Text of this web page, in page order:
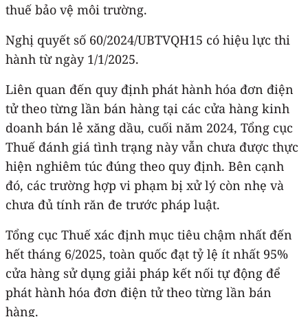
thuế bảo vệ môi trường.
Nghị quyết số 60/2024/UBTVQH15 có hiệu lực thi
hành từ ngày 1/1/2025.
Liên quan đến quy định phát hành hóa đơn điện
tử theo từng lần bán hàng tại các cửa hàng kinh
doanh bán lẻ xăng dầu, cuối năm 2024, Tổng cục
Thuế đánh giá tình trạng này vẫn chưa được thực
hiện nghiêm túc đúng theo quy định. Bên cạnh
đó, các trường hợp vi phạm bị xử lý còn nhẹ và
chưa đủ tính răn đe trước pháp luật.
Tổng cục Thuế xác định mục tiêu chậm nhất đến
hết tháng 6/2025, toàn quốc đạt tỷ lệ ít nhất 95%
cửa hàng sử dụng giải pháp kết nối tự động để
phát hành hóa đơn điện tử theo từng lần bán
hàng.